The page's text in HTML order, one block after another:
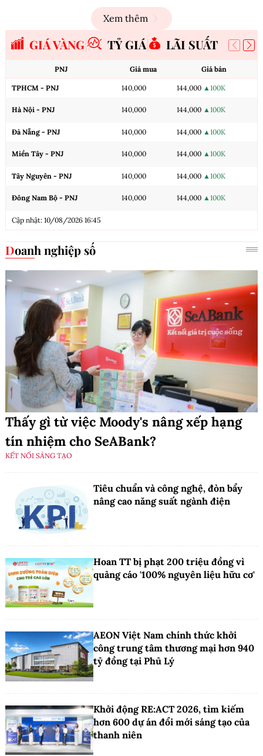
Xem thêm
GIÁ VÀNG TỶ GIÁ LÃI SUẤT
PNJ Giá mua Giá bán
TPHCM - PNJ 140,000 144,000 ▲100K
Hà Nội - PNJ 140,000 144,000 ▲100K
Đà Nẵng - PNJ 140,000 144,000 ▲100K
Miền Tây - PNJ 140,000 144,000 ▲100K
Tây Nguyên - PNJ 140,000 144,000 ▲100K
Đông Nam Bộ - PNJ 140,000 144,000 ▲100K
Cập nhật: 10/08/2026 16:45
Doanh nghiệp số
Thấy gì từ việc Moody's nâng xếp hạng
tín nhiệm cho SeABank?
KẾT NỐI SÁNG TẠO
Tiêu chuẩn và công nghệ, đòn bẩy
nâng cao năng suất ngành điện
Hoan TT bị phạt 200 triệu đồng vì
quảng cáo '100% nguyên liệu hữu cơ'
AEON Việt Nam chính thức khởi
công trung tâm thương mại hơn 940
tỷ đồng tại Phủ Lý
Khởi động RE:ACT 2026, tìm kiếm
hơn 600 dự án đổi mới sáng tạo của
thanh niên